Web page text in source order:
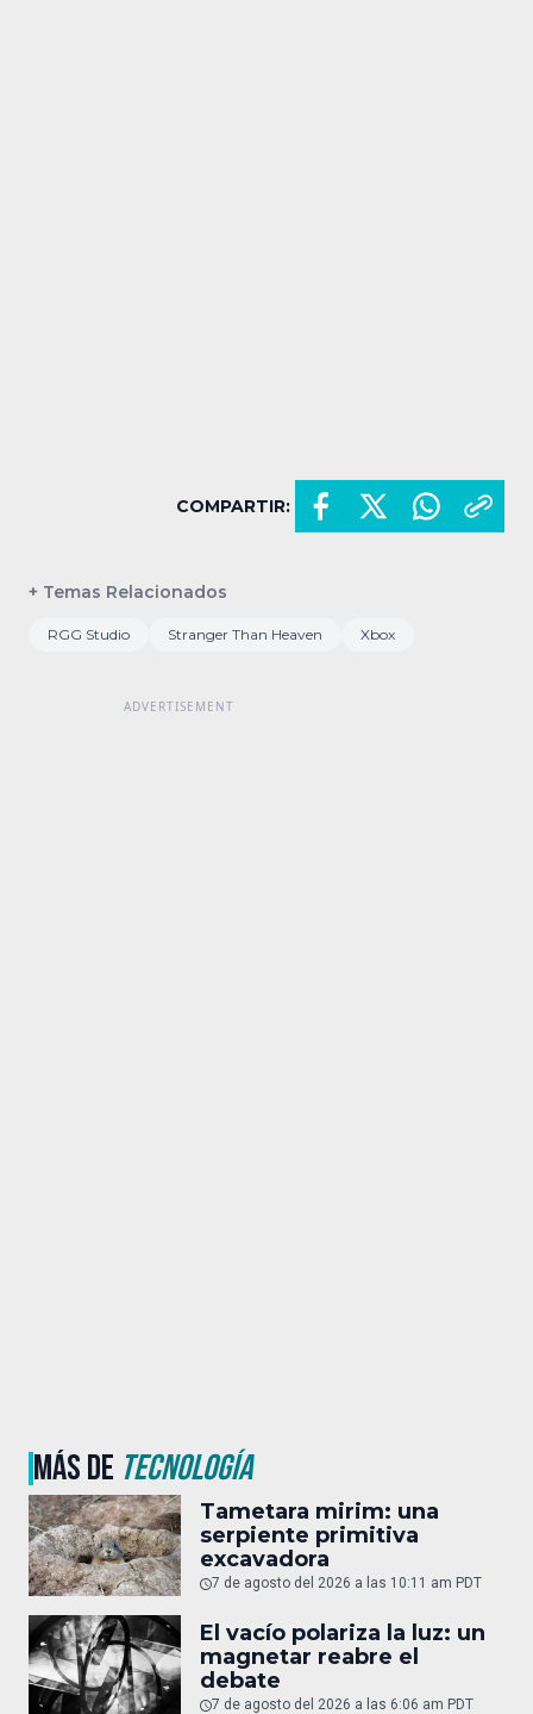
COMPARTIR:
+ Temas Relacionados
RGG Studio Stranger Than Heaven Xbox
MÁS DE TECNOLOGÍA
Tametara mirim: una
serpiente primitiva
excavadora
7 de agosto del 2026 a las 10:11 am PDT
El vacío polariza la luz: un
magnetar reabre el
debate
7 de agosto del 2026 a las 6:06 am PDT